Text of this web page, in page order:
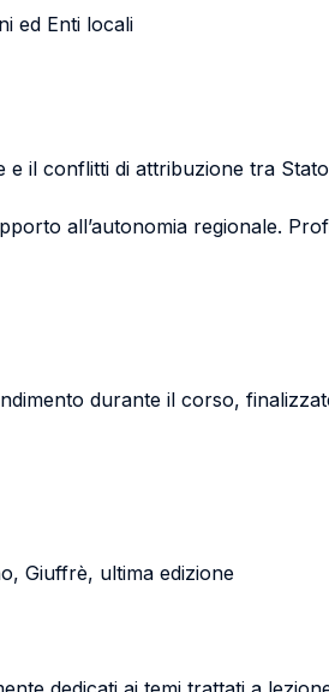
ed Enti locali
il conflitti di attribuzione tra
all’autonomia regionale.
durante il corso,
Giuffrè, ultima edizione